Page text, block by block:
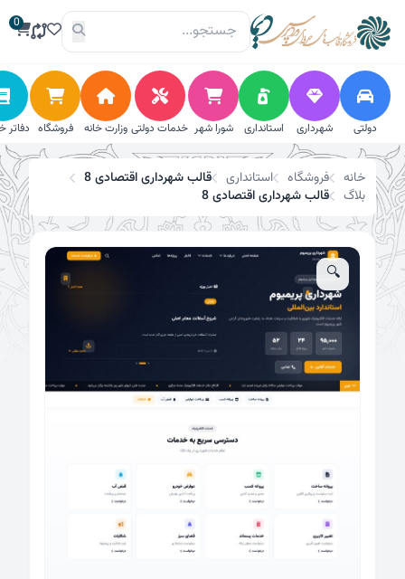
محتوا
0
دولتی شهرداری استانداری شورا شهر خدمات دولتی وزارت خانه فروشگاه دفاتر
خانه فروشگاه استانداری
قالب شهرداری اقتصادی 8
بلاگ
قالب شهرداری اقتصادی 8
تخفیف!
🔍